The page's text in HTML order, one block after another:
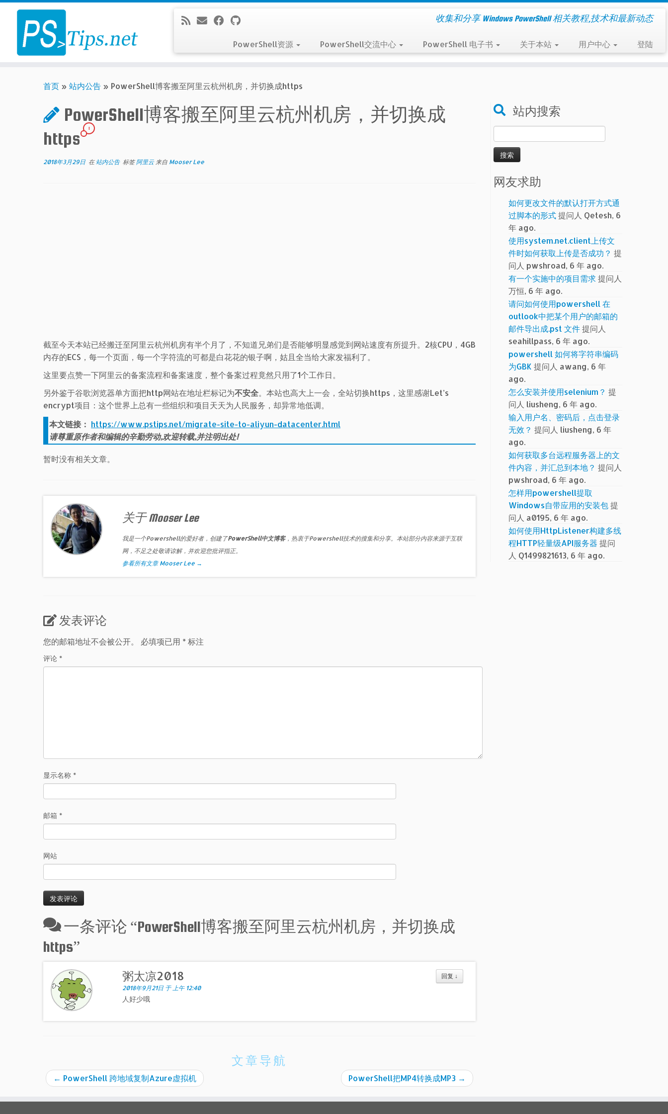
Skip
content
收集和分享 Windows PowerShell 相关教程,技术和最新动态
PowerShell资源 PowerShell交流中心 PowerShell 电子书 关于本站 用户中心 登陆
首页 » 站内公告 » PowerShell博客搬至阿里云杭州机房，并切换成https
PowerShell博客搬至阿里云杭州机房，并切换成
https
1
2018年3月29日 在站内公告 标签阿里云 来自 Mooser Lee
截至今天本站已经搬迁至阿里云杭州机房有半个月了，不知道兄弟们是否能够明显感觉到网站速度有所提升。2核CPU，4GB
内存的ECS，每一个页面，每一个字符流的可都是白花花的银子啊，姑且全当给大家发福利了。
这里要点赞一下阿里云的备案流程和备案速度，整个备案过程竟然只用了1个工作日。
另外鉴于谷歌浏览器单方面把http网站在地址栏标记为不安全。本站也高大上一会，全站切换https，这里感谢Let’s
encrypt项目：这个世界上总有一些组织和项目天天为人民服务，却异常地低调。
本文链接： https://www.pstips.net/migrate-site-to-aliyun-datacenter.html
请尊重原作者和编辑的辛勤劳动,欢迎转载,并注明出处!
暂时没有相关文章。
关于 Mooser Lee
我是一个Powershell的爱好者，创建了PowerShell中文博客，热衷于Powershell技术的搜集和分享。本站部分内容来源于互联
网，不足之处敬请谅解，并欢迎您批评指正。
参看所有文章 Mooser Lee →
发表评论
您的邮箱地址不会被公开。 必填项已用 *标注
评论 *
显示名称 *
邮箱 *
网站
一条评论 “PowerShell博客搬至阿里云杭州机房，并切换成
https”
回复 ↓
粥太凉2018
2018年9月21日 于 上午 12:40
人好少哦
文章导航
← PowerShell 跨地域复制Azure虚拟机 PowerShell把MP4转换成MP3 →
站内搜索
索：
网友求助
如何更改文件的默认打开方式通
过脚本的形式提问人 Qetesh, 6
年 ago.
使用system.net.client上传文
件时如何获取上传是否成功？ 提
问人 pwshroad, 6 年 ago.
有一个实施中的项目需求提问人
万恒, 6 年 ago.
请问如何使用powershell 在
outlook中把某个用户的邮箱的
邮件导出成.pst 文件提问人
seahillpass, 6 年 ago.
powershell 如何将字符串编码
为GBK 提问人 awang, 6 年
ago.
怎么安装并使用selenium？ 提
问人 liusheng, 6 年 ago.
输入用户名、密码后，点击登录
无效？ 提问人 liusheng, 6 年
ago.
如何获取多台远程服务器上的文
件内容，并汇总到本地？ 提问人
pwshroad, 6 年 ago.
怎样用powershell提取
Windows自带应用的安装包提
问人 a0195, 6 年 ago.
如何使用HttpListener构建多线
程HTTP轻量级API服务器 提问
人 Q1499821613, 6 年 ago.